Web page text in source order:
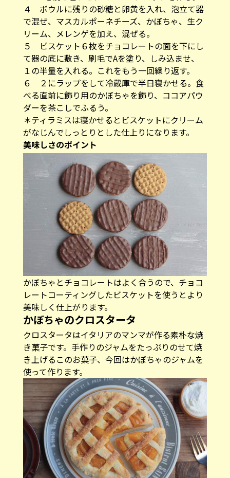
４ ボウルに残りの砂糖と卵黄を入れ、泡立て器
で混ぜ、マスカルポーネチーズ、かぼちゃ、生ク
リーム、メレンゲを加え、混ぜる。
５ ビスケット６枚をチョコレートの面を下にし
て器の底に敷き、刷毛でAを塗り、しみ込ませ、
１の半量を入れる。これをもう一回繰り返す。
６ ２にラップをして冷蔵庫で半日寝かせる。食
べる直前に飾り用のかぼちゃを飾り、ココアパウ
ダーを茶こしでふるう。
＊ティラミスは寝かせるとビスケットにクリーム
がなじんでしっとりとした仕上りになります。
美味しさのポイント
かぼちゃとチョコレートはよく合うので、チョコ
レートコーティングしたビスケットを使うとより
美味しく仕上がります。
かぼちゃのクロスタータ
クロスタータはイタリアのマンマが作る素朴な焼
き菓子です。手作りのジャムをたっぷりのせて焼
き上げるこのお菓子、今回はかぼちゃのジャムを
使って作ります。